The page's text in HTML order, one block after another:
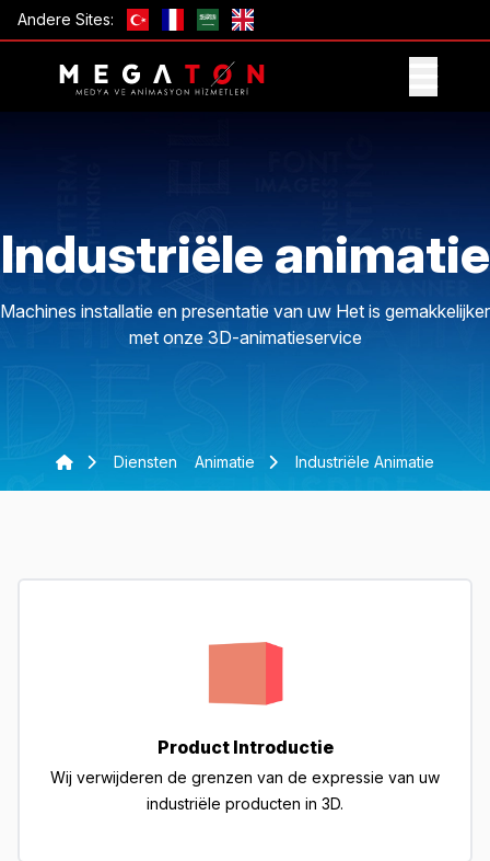
Andere Sites:
Industriële animatie
Machines installatie en presentatie van uw Het is gemakkelijker
met onze 3D-animatieservice
Diensten Animatie Industriële Animatie
Product Introductie
Wij verwijderen de grenzen van de expressie van uw
industriële producten in 3D.